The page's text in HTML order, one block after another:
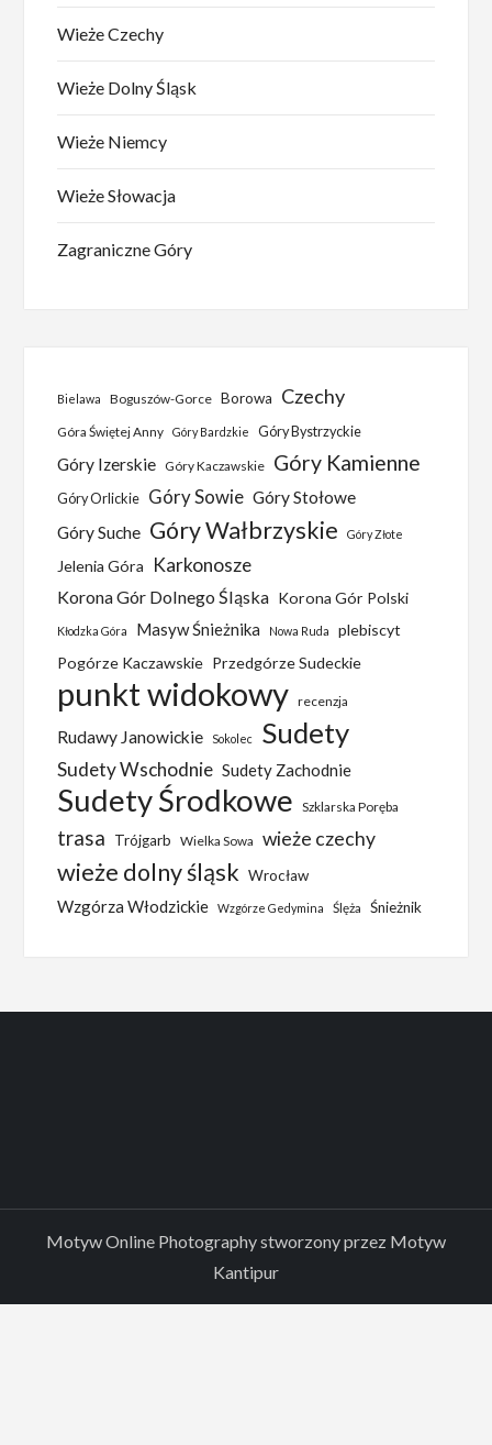
Wieże Czechy
Wieże Dolny Śląsk
Wieże Niemcy
Wieże Słowacja
Zagraniczne Góry
Bielawa Boguszów-Gorce Borowa Czechy
Góra Świętej Anny Góry Bardzkie Góry Bystrzyckie
Góry Izerskie Góry Kaczawskie Góry Kamienne
Góry Orlickie Góry Sowie Góry Stołowe
Góry Suche Góry Wałbrzyskie Góry Złote
Jelenia Góra Karkonosze
Korona Gór Dolnego Śląska Korona Gór Polski
Kłodzka Góra Masyw Śnieżnika Nowa Ruda
plebiscyt
Pogórze Kaczawskie Przedgórze Sudeckie
punkt widokowy recenzja
Rudawy Janowickie Sokolec Sudety
Sudety Wschodnie Sudety Zachodnie
Sudety Środkowe Szklarska Poręba
trasa Trójgarb Wielka Sowa wieże czechy
wieże dolny śląsk Wrocław
Wzgórza Włodzickie Wzgórze Gedymina Ślęża Śnieżnik
Motyw Online Photography stworzony przez Motyw
Kantipur